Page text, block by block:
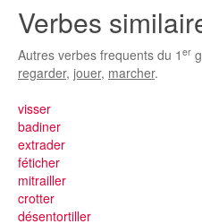
Verbes
Autres verbes frequents du 1 er
regarder, jouer, marcher.
visser
badiner
extrader
féticher
mitrailler
crotter
désentortiller